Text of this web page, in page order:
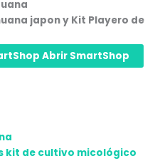
Abrir SmartShop